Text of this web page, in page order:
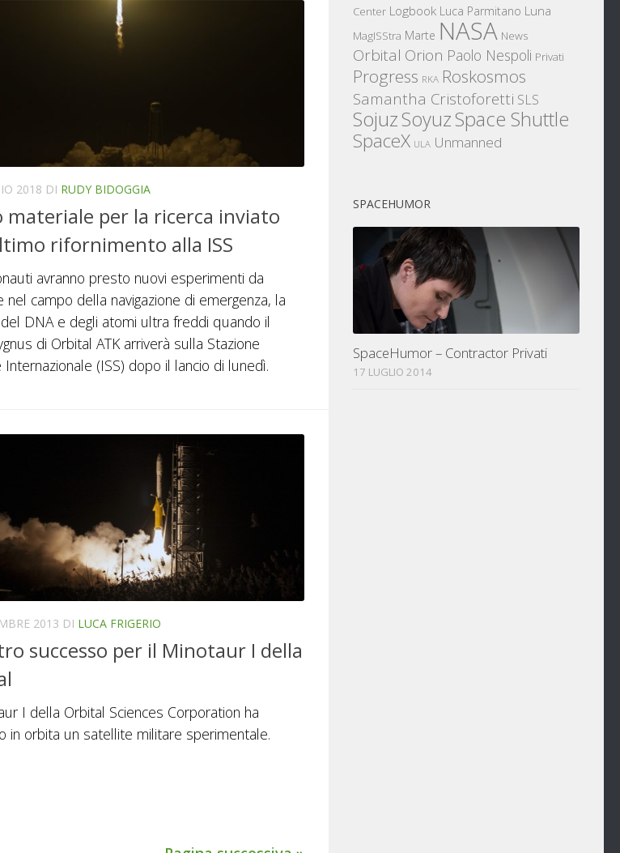
2018 DI RUDY BIDOGGIA
materiale per la ricerca inviato
rifornimento alla ISS
avranno presto nuovi esperimenti da
nel campo della navigazione di emergenza, la
DNA e degli atomi ultra freddi quando il
di Orbital ATK arriverà sulla Stazione
Internazionale (ISS) dopo il lancio di lunedì.
2013 DI LUCA FRIGERIO
successo per il Minotaur I della
I della Orbital Sciences Corporation ha
in orbita un satellite militare sperimentale.
Center Logbook Luca Parmitano Luna
MagISStra Marte NASA News
Orbital Orion Paolo Nespoli Privati
Progress RKA Roskosmos
Samantha Cristoforetti SLS
SojuzSoyuzSpace Shuttle
SpaceX ULA Unmanned
SPACEHUMOR
SpaceHumor – Contractor Privati
17 LUGLIO 2014